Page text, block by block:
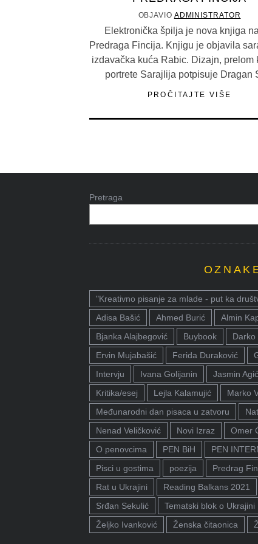
OBJAVIO ADMINISTRATOR
Elektronička špilja je nova knjiga
Predraga Fincija. Knjigu je objavila
izdavačka kuća Rabic. Dizajn, prelom
portrete Sarajlija potpisuje Dragan
PROČITAJTE VIŠE
Pretraga
"Kreativno pisanje za mlade - put ka
Adisa Bašić
Ahmed Burić Almin
Bjanka Alajbegović
Buybook Darko
Ervin Mujabašić
Ferida Duraković
Intervju
Ivana Golijanin Jasmin Agić
Kritika/esej
Lejla Kalamujić Marko
Međunarodni dan pisaca u zatvoru
Nenad Veličković
Novi Izraz
Omer
O penovcima
PEN BiH
PEN
Pisci u gostima
poezija Predrag
Rat u Ukrajini
Reading Balkans 2021
Srđan Sekulić
Tematski blok o Ukrajini
Željko Ivanković
Ženska čitaonica